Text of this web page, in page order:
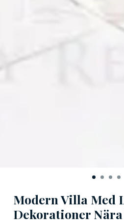
Modern Villa Med
Dekorationer